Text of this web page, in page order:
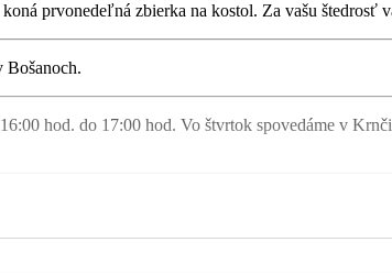
prvonedeľná zbierka na kostol. Za vašu štedrosť
Bošanoch.
hod. do 17:00 hod. Vo štvrtok spovedáme v